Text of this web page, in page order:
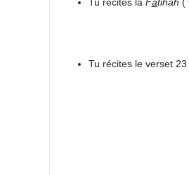
Tu récites le verset 23